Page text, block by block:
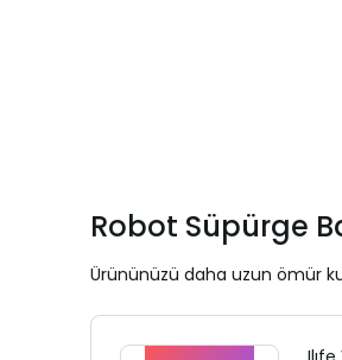
Robot Süpürge
Ürününüzü daha uzun ömür